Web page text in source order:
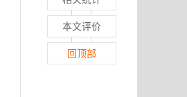
本文评价
回顶部